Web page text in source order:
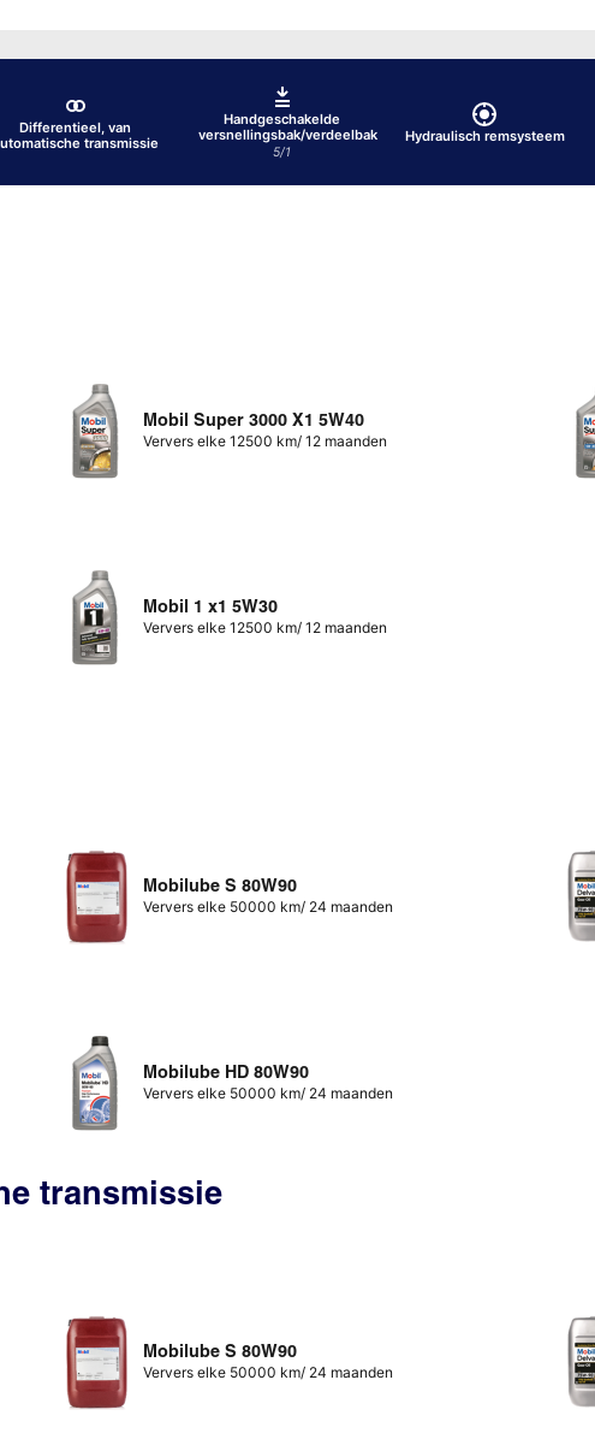
Differentieel, van
transmissie
Handgeschakelde
versnellingsbak/verdeelbak
5/1
Hydraulisch remsysteem
Mobil Super 3000 X1 5W40
Ververs elke 12500 km/ 12 maanden
Mobil 1 x1 5W30
Ververs elke 12500 km/ 12 maanden
Mobilube S 80W90
Ververs elke 50000 km/ 24 maanden
Mobilube HD 80W90
Ververs elke 50000 km/ 24 maanden
transmissie
Mobilube S 80W90
Ververs elke 50000 km/ 24 maanden